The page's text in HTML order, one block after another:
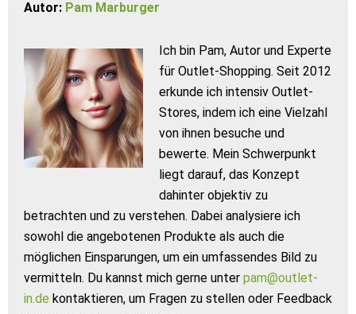
Autor: Pam Marburger
Ich bin Pam, Autor und Experte
für Outlet-Shopping. Seit 2012
erkunde ich intensiv Outlet-
Stores, indem ich eine Vielzahl
von ihnen besuche und
bewerte. Mein Schwerpunkt
liegt darauf, das Konzept
dahinter objektiv zu
betrachten und zu verstehen. Dabei analysiere ich
sowohl die angebotenen Produkte als auch die
möglichen Einsparungen, um ein umfassendes Bild zu
vermitteln. Du kannst mich gerne unter pam@outlet-
in.de kontaktieren, um Fragen zu stellen oder Feedback